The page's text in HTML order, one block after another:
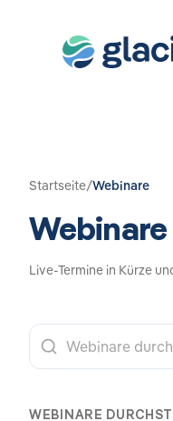
Startseite/Webinare
Webinare
Live-Termine in Kürze
WEBINARE